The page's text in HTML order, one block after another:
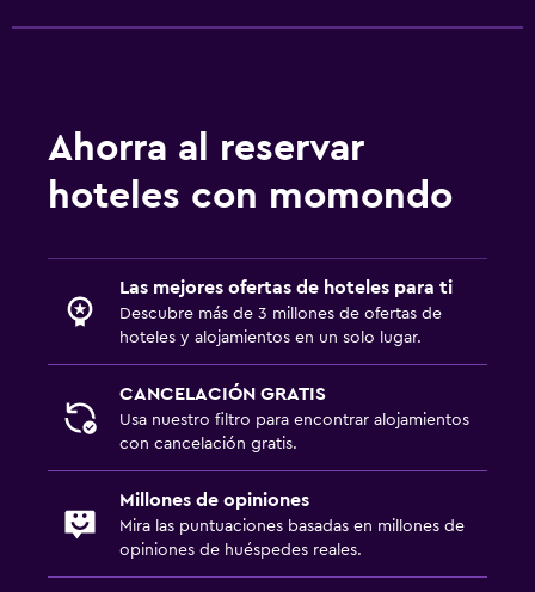
Ahorra al reservar
hoteles con momondo
Las mejores ofertas de hoteles para ti
Descubre más de 3 millones de ofertas de
hoteles y alojamientos en un solo lugar.
CANCELACIÓN GRATIS
Usa nuestro filtro para encontrar alojamientos
con cancelación gratis.
Millones de opiniones
Mira las puntuaciones basadas en millones de
opiniones de huéspedes reales.